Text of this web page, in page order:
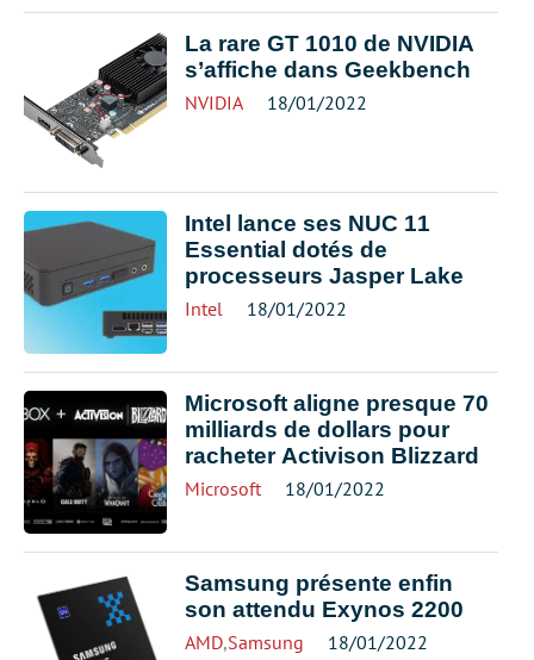
La rare GT 1010 de NVIDIA
s’affiche dans Geekbench
NVIDIA 18/01/2022
Intel lance ses NUC 11
Essential dotés de
processeurs Jasper Lake
Intel 18/01/2022
Microsoft aligne presque 70
milliards de dollars pour
racheter Activison Blizzard
Microsoft 18/01/2022
Samsung présente enfin
son attendu Exynos 2200
AMD,Samsung 18/01/2022